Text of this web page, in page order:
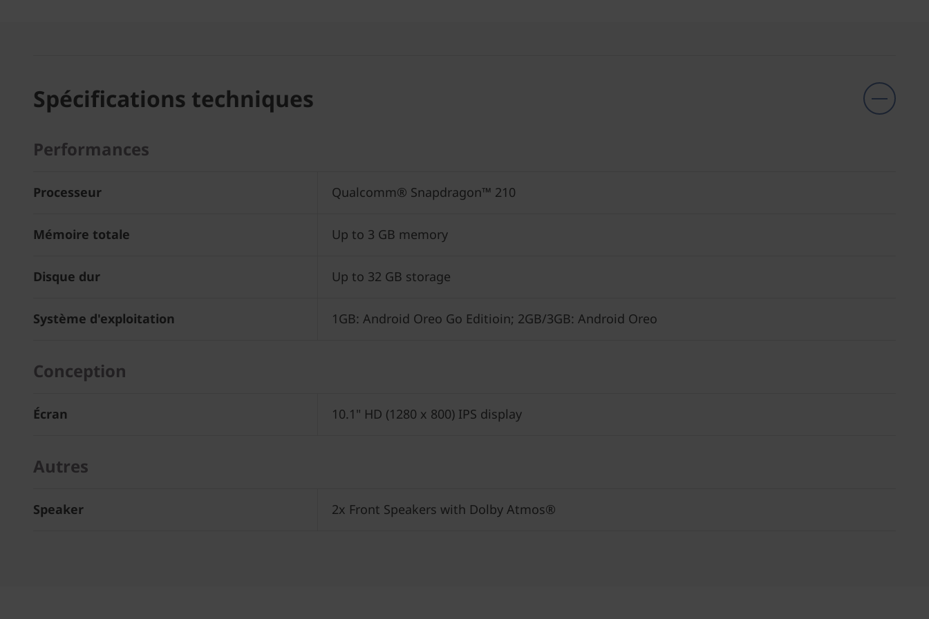
Spécifications techniques
Performances
Processeur Qualcomm® Snapdragon™ 210
Mémoire totale Up to 3 GB memory
Disque dur Up to 32 GB storage
Système d'exploitation 1GB: Android Oreo Go Editioin; 2GB/3GB: Android Oreo
Conception
Écran 10.1" HD (1280 x 800) IPS display
Autres
Speaker 2x Front Speakers with Dolby Atmos®